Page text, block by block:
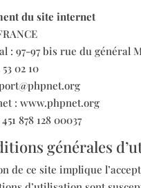
du site internet
: 97-97 bis rue du général
02 10
: www.phpnet.org
878 128 00037
générales
de ce site implique